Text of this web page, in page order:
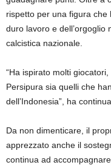
rispetto per una figura che
duro lavoro e dell’orgoglio
calcistica nazionale.
“Ha ispirato molti
Persipura sia quelli che
dell’Indonesia”, ha
Da non dimenticare, il
apprezzato anche il
continua ad